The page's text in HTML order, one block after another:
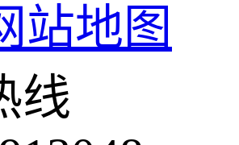
站地图
线